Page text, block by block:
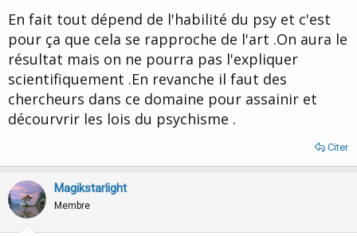
En fait tout dépend de l'habilité du psy et c'est
pour ça que cela se rapproche de l'art .On aura le
résultat mais on ne pourra pas l'expliquer
scientifiquement .En revanche il faut des
chercheurs dans ce domaine pour assainir et
décourvrir les lois du psychisme .
Citer
Magikstarlight
Membre